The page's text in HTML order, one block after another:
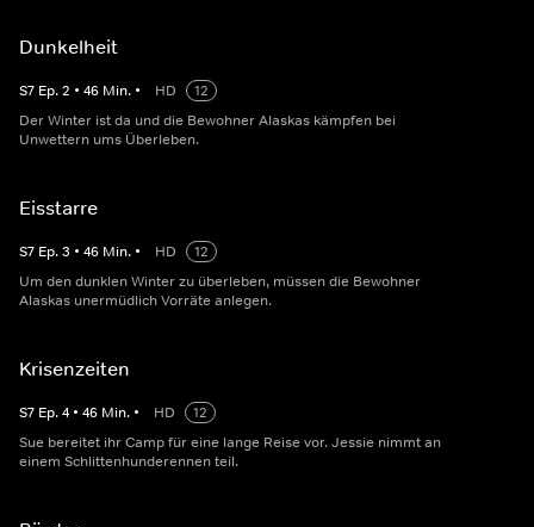
Dunkelheit
S7 Ep.2 • 46 Min. • HD
12
Der Winter ist da und die Bewohner Alaskas kämpfen bei
Unwettern ums Überleben.
Eisstarre
S7 Ep.3 • 46 Min. • HD
12
Um den dunklen Winter zu überleben, müssen die Bewohner
Alaskas unermüdlich Vorräte anlegen.
Krisenzeiten
S7 Ep.4 • 46 Min. • HD
12
Sue bereitet ihr Camp für eine lange Reise vor. Jessie nimmt an
einem Schlittenhunderennen teil.